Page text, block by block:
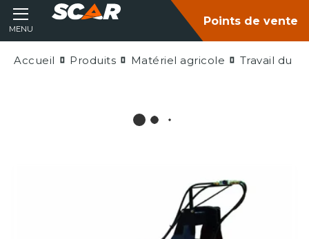
MENU
Points de vente
Accueil Produits Matériel agricole Travail du